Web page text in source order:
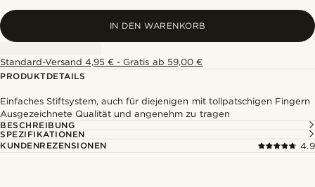
IN DEN WARENKORB
Standard-Versand 4,95 € - Gratis ab 59,00 €
PRODUKTDETAILS
Einfaches Stiftsystem, auch für diejenigen mit tollpatschigen Fingern
Ausgezeichnete Qualität und angenehm zu tragen
BESCHREIBUNG
SPEZIFIKATIONEN
KUNDENREZENSIONEN
4.9